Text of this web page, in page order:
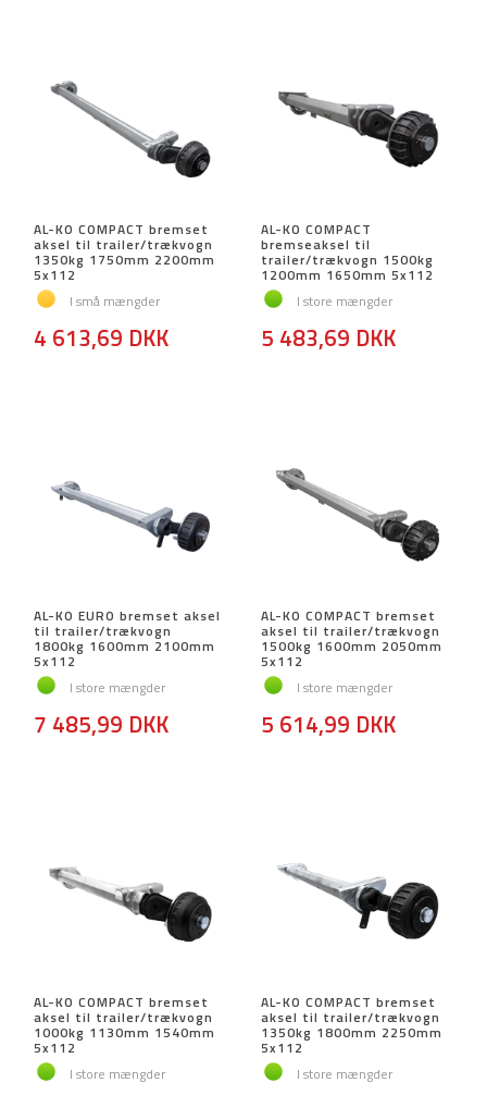
AL-KO COMPACT bremset
aksel til trailer/trækvogn
1350kg 1750mm 2200mm
5x112
I små mængder
4 613,69 DKK
AL-KO COMPACT
bremseaksel til
trailer/trækvogn 1500kg
1200mm 1650mm 5x112
I store mængder
5 483,69 DKK
AL-KO EURO bremset aksel
til trailer/trækvogn
1800kg 1600mm 2100mm
5x112
I store mængder
7 485,99 DKK
AL-KO COMPACT bremset
aksel til trailer/trækvogn
1500kg 1600mm 2050mm
5x112
I store mængder
5 614,99 DKK
AL-KO COMPACT bremset
aksel til trailer/trækvogn
1000kg 1130mm 1540mm
5x112
I store mængder
AL-KO COMPACT bremset
aksel til trailer/trækvogn
1350kg 1800mm 2250mm
5x112
I store mængder